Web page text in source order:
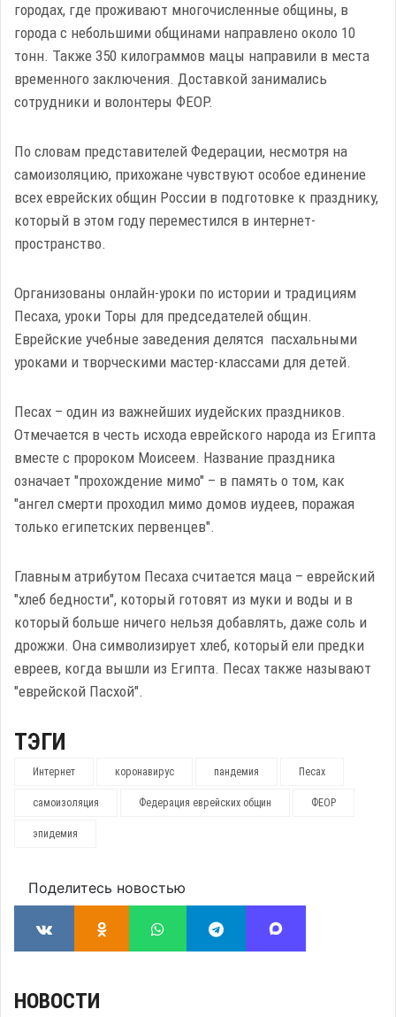
городах, где проживают многочисленные общины, в
города с небольшими общинами направлено около 10
тонн. Также 350 килограммов мацы направили в места
временного заключения. Доставкой занимались
сотрудники и волонтеры ФЕОР.
По словам представителей Федерации, несмотря на
самоизоляцию, прихожане чувствуют особое единение
всех еврейских общин России в подготовке к празднику,
который в этом году переместился в интернет-
пространство.
Организованы онлайн-уроки по истории и традициям
Песаха, уроки Торы для председателей общин.
Еврейские учебные заведения делятся пасхальными
уроками и творческими мастер-классами для детей.
Песах – один из важнейших иудейских праздников.
Отмечается в честь исхода еврейского народа из Египта
вместе с пророком Моисеем. Название праздника
означает "прохождение мимо" – в память о том, как
"ангел смерти проходил мимо домов иудеев, поражая
только египетских первенцев".
Главным атрибутом Песаха считается маца – еврейский
"хлеб бедности", который готовят из муки и воды и в
который больше ничего нельзя добавлять, даже соль и
дрожжи. Она символизирует хлеб, который ели предки
евреев, когда вышли из Египта. Песах также называют
"еврейской Пасхой".
ТЭГИ
Интернет коронавирус пандемия Песах
самоизоляция Федерация еврейских общин ФЕОР
эпидемия
Поделитесь новостью
НОВОСТИ